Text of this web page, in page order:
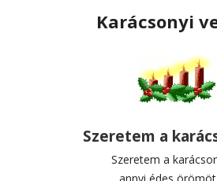
Karácsonyi
Szeretem a
Szeretem a